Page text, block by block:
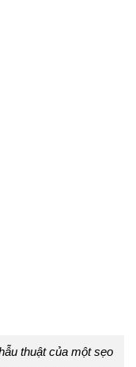
thuật của một sẹo